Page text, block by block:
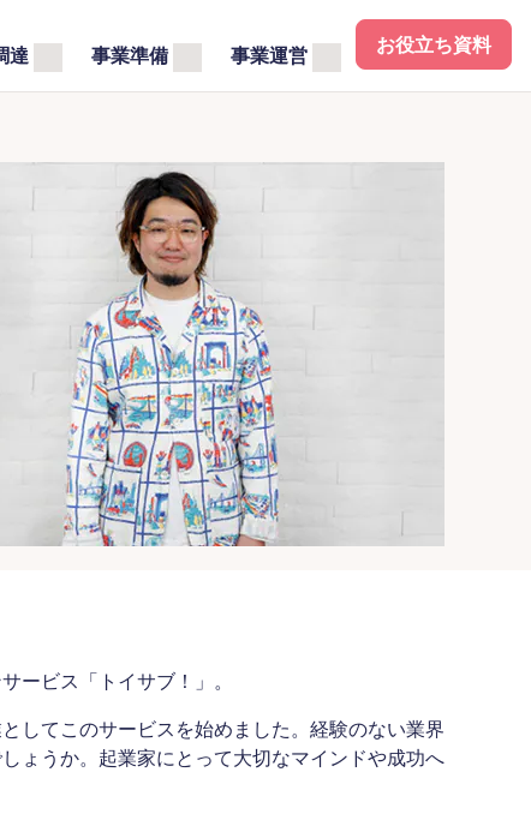
達 事業準備 事業運営 お役立ち資料
ービス「トイサブ！」。
してこのサービスを始めました。経験のない業界
ょうか。起業家にとって大切なマインドや成功へ